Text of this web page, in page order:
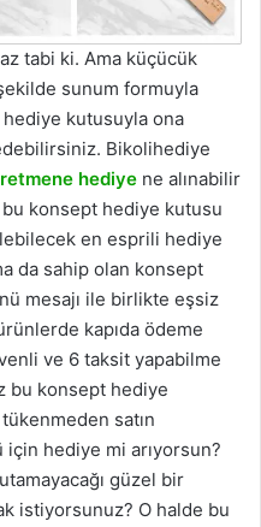
tabi ki. Ama küçücük
sunum formuyla
kutusuyla ona
Bikolihediye
hediye ne alınabilir
konsept hediye kutusu
en esprili hediye
da sahip olan konsept
mesajı ile birlikte eşsiz
kapıda ödeme
ve 6 taksit yapabilme
bu konsept hediye
satın
hediye mi arıyorsun?
güzel bir
istiyorsunuz? O halde bu